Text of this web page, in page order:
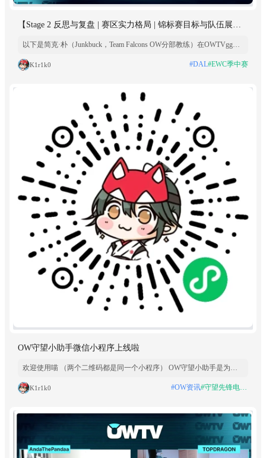
【Stage 2 反思与复盘 | 赛区实力格局 | 锦标赛目标与队伍展
以下是简克·朴（Junkbuck，Team Falcons OW分部教练）在OWTVgg采
Stage 2 存在很多问题，最关键的是每个人（包括他自己）都没有表现
K1r1k0 #DAL#EWC季中赛
OW守望小助手微信小程序上线啦
欢迎使用喵 （两个二维码都是同一个小程序） OW守望小助手是为守
程与战队数据，支持比赛订阅提醒；英雄方面，提供国服/国际服英雄
K1r1k0 #OW资讯 #守望先锋电竞资讯